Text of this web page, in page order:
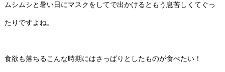
ムシムシと暑い日にマスクをしてで出かけるともう息苦しくてぐっ
たりですよね。
食欲も落ちるこんな時期にはさっぱりとしたものが食べたい！